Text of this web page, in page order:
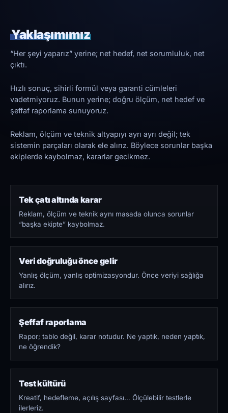
Yaklaşımımız
“Her şeyi yaparız” yerine; net hedef, net sorumluluk, net
çıktı.
Hızlı sonuç, sihirli formül veya garanti cümleleri
vadetmiyoruz. Bunun yerine; doğru ölçüm, net hedef ve
şeffaf raporlama sunuyoruz.
Reklam, ölçüm ve teknik altyapıyı ayrı ayrı değil; tek
sistemin parçaları olarak ele alırız. Böylece sorunlar başka
ekiplerde kaybolmaz, kararlar gecikmez.
Tek çatı altında karar
Reklam, ölçüm ve teknik aynı masada olunca sorunlar
“başka ekipte” kaybolmaz.
Veri doğruluğu önce gelir
Yanlış ölçüm, yanlış optimizasyondur. Önce veriyi sağlığa
alırız.
Şeffaf raporlama
Rapor; tablo değil, karar notudur. Ne yaptık, neden yaptık,
ne öğrendik?
Test kültürü
Kreatif, hedefleme, açılış sayfası… Ölçülebilir testlerle
ilerleriz.